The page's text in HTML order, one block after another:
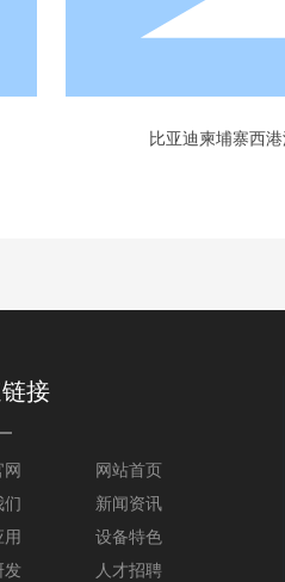
比亚迪柬埔寨西
接
网
网站首页
们
新闻资讯
用
设备特色
发
人才招聘